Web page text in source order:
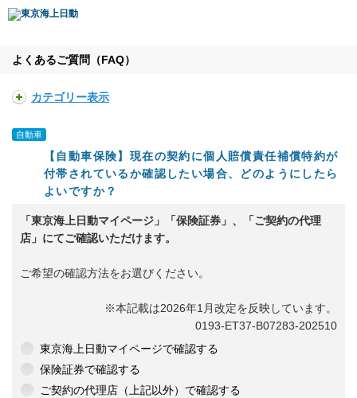
よくあるご質問（FAQ）
カテゴリー表示
自動車
【自動車保険】現在の契約に個人賠償責任補償特約が
付帯されているか確認したい場合、どのようにしたら
よいですか？
「東京海上日動マイページ」「保険証券」、「ご契約の代理
店」にてご確認いただけます。
ご希望の確認方法をお選びください。
※本記載は2026年1月改定を反映しています。
0193-ET37-B07283-202510
東京海上日動マイページで確認する
保険証券で確認する
ご契約の代理店（上記以外）で確認する